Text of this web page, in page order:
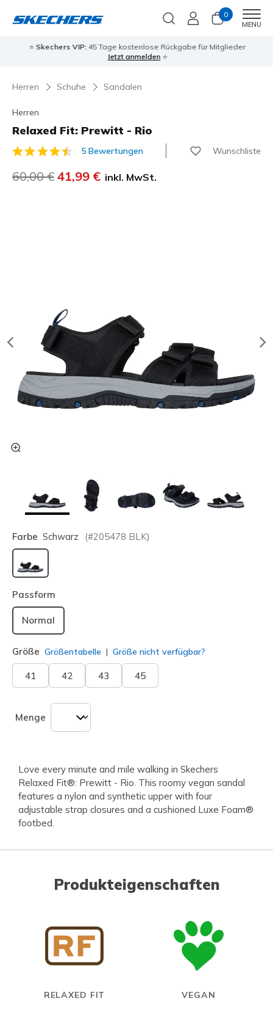
0
MENU
⭐ Skechers VIP:45 Tage kostenlose Rückgabe für Mitglieder
Jetzt anmelden⭐
Herren Schuhe Sandalen
Herren
Relaxed Fit: Prewitt - Rio
5 von 5 Kundenbewertungen
5 Bewertungen Wunschliste
Reduziert von
60,00 € auf
41,99 € inkl. MwSt.
Farbe Schwarz (#205478 BLK)
ausgewählt
Passform
Normal
Größe Größentabelle Größe nicht verfügbar?
41 42 43 45
Menge
Love every minute and mile walking in Skechers
Relaxed Fit®: Prewitt - Rio. This roomy vegan sandal
features a nylon and synthetic upper with four
adjustable strap closures and a cushioned Luxe Foam®
footbed.
Produkteigenschaften
RELAXED FIT VEGAN